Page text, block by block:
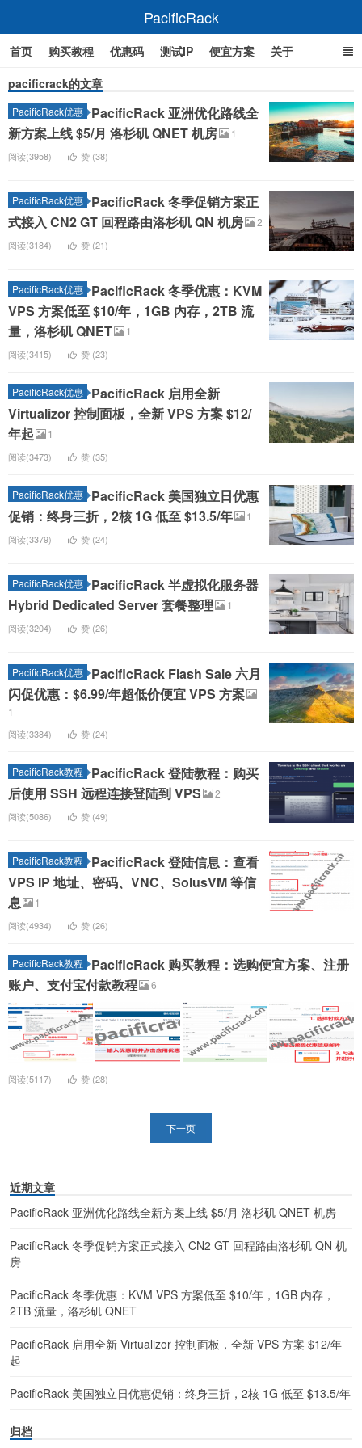
PacificRack
首页 购买教程 优惠码 测试IP 便宜方案
关于
pacificrack的文章
PacificRack优惠
PacificRack 亚洲优化路线全
新方案上线 $5/月 洛杉矶 QNET 机房
1
阅读(3958) 赞 (38)
PacificRack优惠
PacificRack 冬季促销方案正
式接入 CN2 GT 回程路由洛杉矶 QN 机房
2
阅读(3184) 赞 (21)
PacificRack优惠
PacificRack 冬季优惠：KVM
VPS 方案低至 $10/年，1GB 内存，2TB 流
量，洛杉矶 QNET
1
阅读(3415) 赞 (23)
PacificRack优惠
PacificRack 启用全新
Virtualizor 控制面板，全新 VPS 方案 $12/
年起
1
阅读(3473) 赞 (35)
PacificRack优惠
PacificRack 美国独立日优惠
促销：终身三折，2核 1G 低至 $13.5/年
1
阅读(3379) 赞 (24)
PacificRack优惠
PacificRack 半虚拟化服务器
Hybrid Dedicated Server 套餐整理
1
阅读(3204) 赞 (26)
PacificRack优惠
PacificRack Flash Sale 六月
闪促优惠：$6.99/年超低价便宜 VPS 方案
1
阅读(3384) 赞 (24)
PacificRack教程
PacificRack 登陆教程：购买
后使用 SSH 远程连接登陆到 VPS
2
阅读(5086) 赞 (49)
PacificRack教程
PacificRack 登陆信息：查看
VPS IP 地址、密码、VNC、SolusVM 等信
息
1
阅读(4934) 赞 (26)
PacificRack教程
PacificRack 购买教程：选购便宜方案、注册
账户、支付宝付款教程
6
阅读(5117) 赞 (28)
下一页
近期文章
PacificRack 亚洲优化路线全新方案上线 $5/月 洛杉矶 QNET 机房
PacificRack 冬季促销方案正式接入 CN2 GT 回程路由洛杉矶 QN 机
房
PacificRack 冬季优惠：KVM VPS 方案低至 $10/年，1GB 内存，
2TB 流量，洛杉矶 QNET
PacificRack 启用全新 Virtualizor 控制面板，全新 VPS 方案 $12/年
起
PacificRack 美国独立日优惠促销：终身三折，2核 1G 低至 $13.5/年
归档